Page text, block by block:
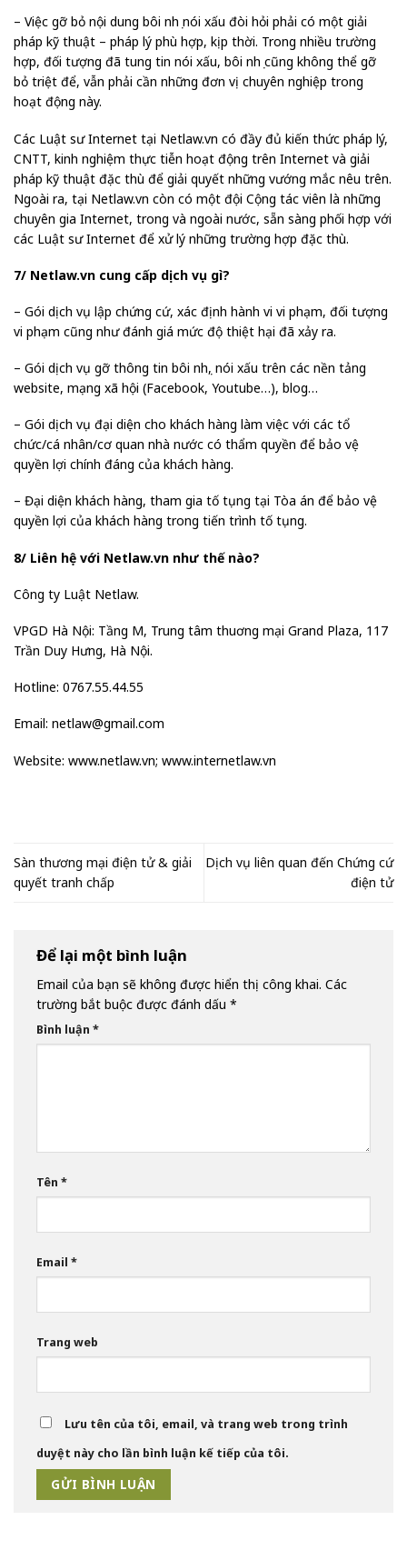
– Việc gỡ bỏ nội dung bôi nhọ nói xấu đòi hỏi phải có một giải
pháp kỹ thuật – pháp lý phù hợp, kịp thời. Trong nhiều trường
hợp, đối tượng đã tung tin nói xấu, bôi nhọ cũng không thể gỡ
bỏ triệt để, vẫn phải cần những đơn vị chuyên nghiệp trong
hoạt động này.
Các Luật sư Internet tại Netlaw.vn có đầy đủ kiến thức pháp lý,
CNTT, kinh nghiệm thực tiễn hoạt động trên Internet và giải
pháp kỹ thuật đặc thù để giải quyết những vướng mắc nêu trên.
Ngoài ra, tại Netlaw.vn còn có một đội Cộng tác viên là những
chuyên gia Internet, trong và ngoài nước, sẵn sàng phối hợp với
các Luật sư Internet để xử lý những trường hợp đặc thù.
7/ Netlaw.vn cung cấp dịch vụ gì?
– Gói dịch vụ lập chứng cứ, xác định hành vi vi phạm, đối tượng
vi phạm cũng như đánh giá mức độ thiệt hại đã xảy ra.
– Gói dịch vụ gỡ thông tin bôi nhọ, nói xấu trên các nền tảng
website, mạng xã hội (Facebook, Youtube…), blog…
– Gói dịch vụ đại diện cho khách hàng làm việc với các tổ
chức/cá nhân/cơ quan nhà nước có thẩm quyền để bảo vệ
quyền lợi chính đáng của khách hàng.
– Đại diện khách hàng, tham gia tố tụng tại Tòa án để bảo vệ
quyền lợi của khách hàng trong tiến trình tố tụng.
8/ Liên hệ với Netlaw.vn như thế nào?
Công ty Luật Netlaw.
VPGD Hà Nội: Tầng M, Trung tâm thuơng mại Grand Plaza, 117
Trần Duy Hưng, Hà Nội.
Hotline: 0767.55.44.55
Email: netlaw@gmail.com
Website: www.netlaw.vn; www.internetlaw.vn
Sàn thương mại điện tử & giải
quyết tranh chấp
Dịch vụ liên quan đến Chứng cứ
điện tử
Để lại một bình luận
Email của bạn sẽ không được hiển thị công khai. Các
trường bắt buộc được đánh dấu *
Bình luận *
Tên *
Email *
Trang web
Lưu tên của tôi, email, và trang web trong trình
duyệt này cho lần bình luận kế tiếp của tôi.